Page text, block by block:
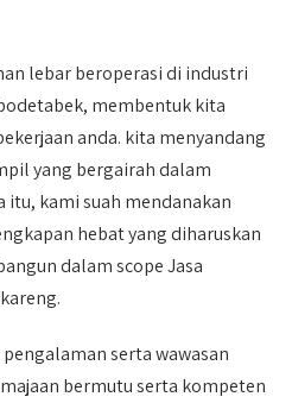
lebar beroperasi di industri
membentuk kita
anda. kita menyandang
yang bergairah dalam
itu, kami suah mendanakan
hebat yang diharuskan
dalam scope Jasa
serta wawasan
bermutu serta kompeten